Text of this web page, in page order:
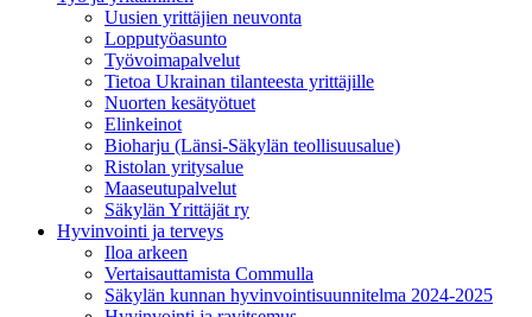
Uusien yrittäjien neuvonta
Lopputyöasunto
Työvoimapalvelut
Tietoa Ukrainan tilanteesta yrittäjille
Nuorten kesätyötuet
Elinkeinot
Bioharju (Länsi-Säkylän teollisuusalue)
Ristolan yritysalue
Maaseutupalvelut
Säkylän Yrittäjät ry
Hyvinvointi ja terveys
Iloa arkeen
Vertaisauttamista Commulla
Säkylän kunnan hyvinvointisuunnitelma 2024-2025